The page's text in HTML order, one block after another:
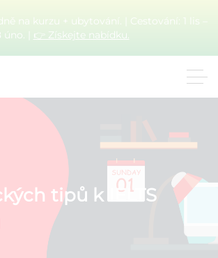
na kurzu + ubytování. | Cestování: 1 lis –
úno. | 👉 Získejte nabídku.
tipů k IELTS